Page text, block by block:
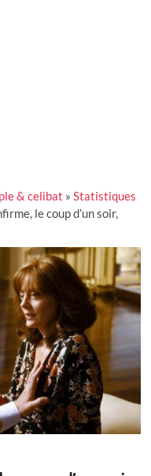
& celibat »Statistiques
le coup d’un soir,